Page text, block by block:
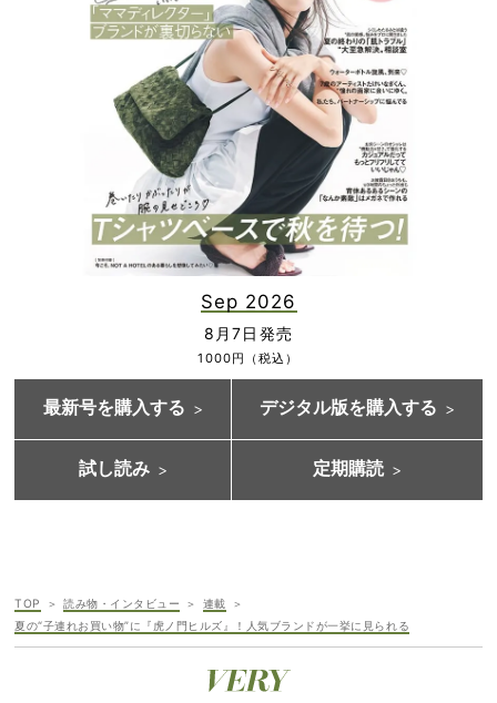
Sep 2026
8月7日発売
1000円（税込）
最新号を購入する デジタル版を購入する
試し読み 定期購読
TOP 読み物・インタビュー
連載
夏の“子連れお買い物”に『虎ノ門ヒルズ』！人気ブランドが一挙に見られる